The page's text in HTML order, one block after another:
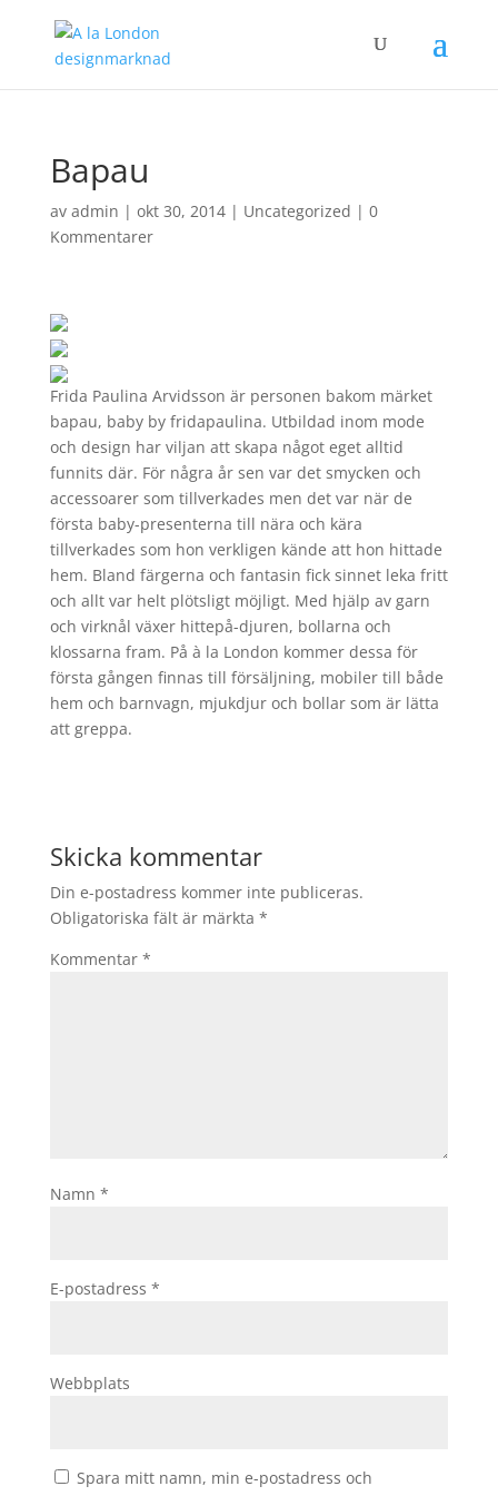
Bapau
av admin | okt 30, 2014| Uncategorized | 0
Kommentarer
Frida Paulina Arvidsson är personen bakom märket
bapau, baby by fridapaulina. Utbildad inom mode
och design har viljan att skapa något eget alltid
funnits där. För några år sen var det smycken och
accessoarer som tillverkades men det var när de
första baby-presenterna till nära och kära
tillverkades som hon verkligen kände att hon hittade
hem. Bland färgerna och fantasin fick sinnet leka fritt
och allt var helt plötsligt möjligt. Med hjälp av garn
och virknål växer hittepå-djuren, bollarna och
klossarna fram. På à la London kommer dessa för
första gången finnas till försäljning, mobiler till både
hem och barnvagn, mjukdjur och bollar som är lätta
att greppa.
Skicka kommentar
Din e-postadress kommer inte publiceras.
Obligatoriska fält är märkta *
Kommentar *
Namn *
E-postadress *
Webbplats
Spara mitt namn, min e-postadress och